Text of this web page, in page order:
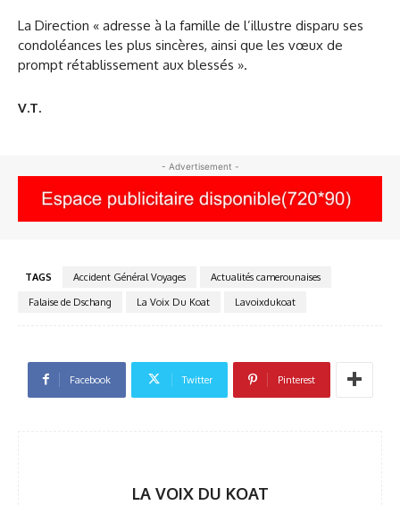
La Direction « adresse à la famille de l’illustre disparu ses
condoléances les plus sincères, ainsi que les vœux de
prompt rétablissement aux blessés ».
V.T.
- Advertisement -
TAGS Accident Général Voyages
Actualités camerounaises
Falaise de Dschang
La Voix Du Koat Lavoixdukoat
Facebook Twitter Pinterest
LA VOIX DU KOAT